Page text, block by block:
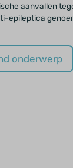
aanvallen
epileptica
onderwerp